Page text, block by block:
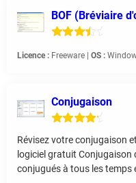
BOF (Bréviaire
Licence : Freeware | OS :
Conjugaison
Révisez votre conjugaison
logiciel gratuit Conjugaison
conjugués à tous les temps